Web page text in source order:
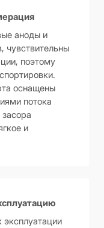
аноды и
чувствительны
поэтому
оснащены
потока
и
эксплуатации